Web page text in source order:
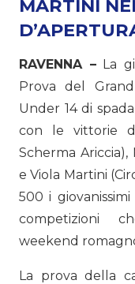
MARTINI
RAVENNA –La
Prova del
Under 14 di
con le vittorie
Scherma Ariccia),
e Viola Martini
500 i
competizioni
weekend
La prova della